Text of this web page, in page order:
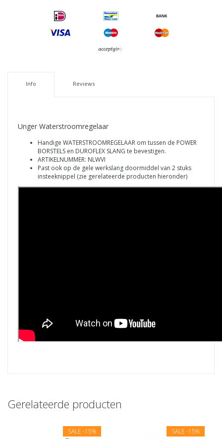
Info Reviews
Unger Waterstroomregelaar
Handige WATERSTROOMREGELAAR om tussen de POWER
BORSTELS en DUROFLEX SLANG te bevestigen.
ARTIKELNUMMER: NLWVI
Past ook op de gele werkslang doormiddel van 2 stuks
insteeknippel (zie gerelateerde producten hieronder)
Gerelateerde producten
SALE -15% SALE -15%